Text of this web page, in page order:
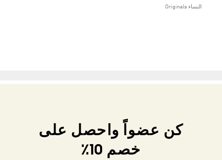
النساء Originals
كن عضواً واحصل على
خصم 10٪